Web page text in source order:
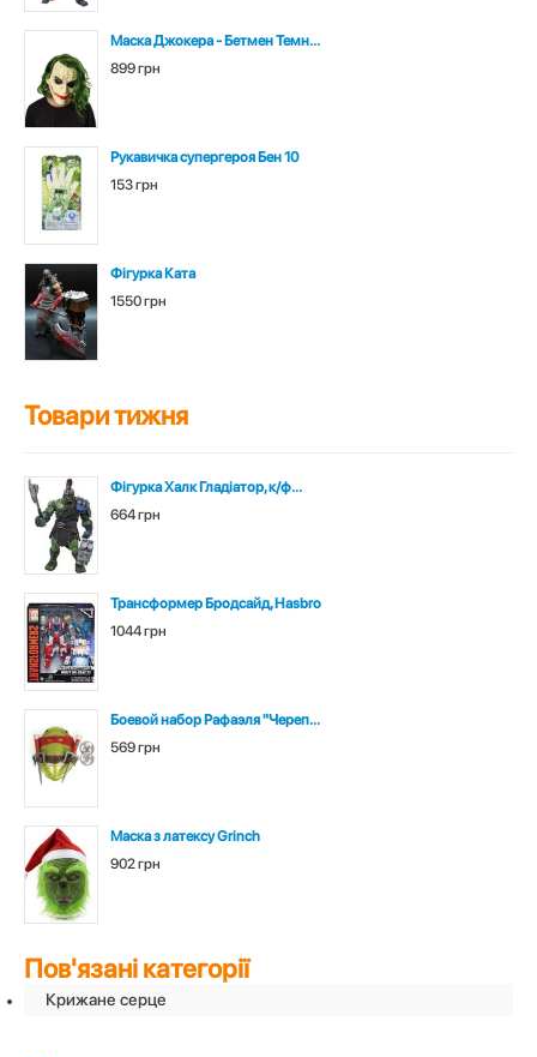
Маска Джокера - Бетмен Темн...
899 грн
Рукавичка супергероя Бен 10
153 грн
Фігурка Ката
1550 грн
Товари тижня
Фігурка Халк Гладіатор, к/ф...
664 грн
Трансформер Бродсайд, Hasbro
1044 грн
Боевой набор Рафаэля "Череп...
569 грн
Маска з латексу Grinch
902 грн
Пов'язані категорії
Крижане серце